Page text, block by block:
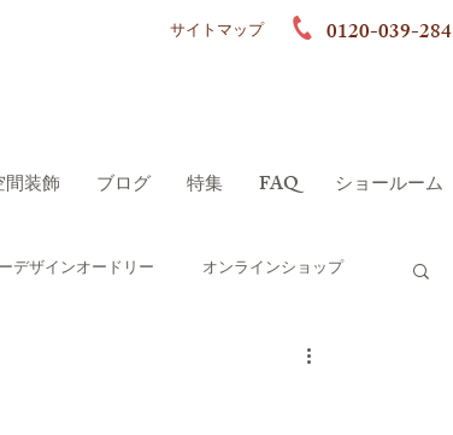
サイトマップ 0120-039-284
間装飾 ブログ 特集 FAQ ショールーム
デザインオードリー オンラインショップ